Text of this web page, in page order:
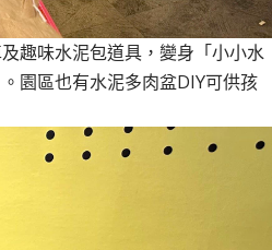
趣味水泥包道具，變身「小小水
園區也有水泥多肉盆DIY可供孩